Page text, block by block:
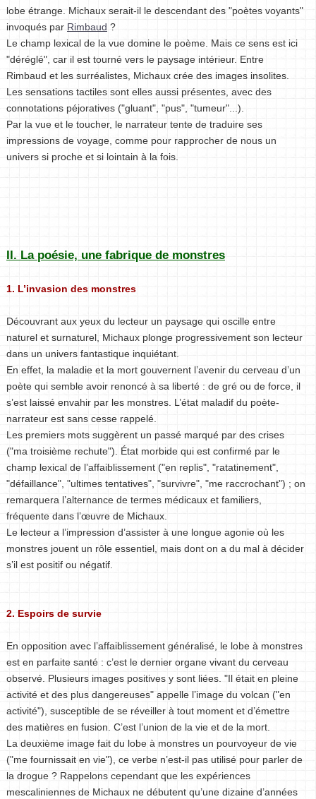
lobe étrange. Michaux serait-il le descendant des "poètes voyants"
invoqués par Rimbaud ?
Le champ lexical de la vue domine le poème. Mais ce sens est ici
"déréglé", car il est tourné vers le paysage intérieur. Entre
Rimbaud et les surréalistes, Michaux crée des images insolites.
Les sensations tactiles sont elles aussi présentes, avec des
connotations péjoratives ("gluant", "pus", "tumeur"...).
Par la vue et le toucher, le narrateur tente de traduire ses
impressions de voyage, comme pour rapprocher de nous un
univers si proche et si lointain à la fois.
II. La poésie, une fabrique de monstres
1. L’invasion des monstres
Découvrant aux yeux du lecteur un paysage qui oscille entre
naturel et surnaturel, Michaux plonge progressivement son lecteur
dans un univers fantastique inquiétant.
En effet, la maladie et la mort gouvernent l’avenir du cerveau d’un
poète qui semble avoir renoncé à sa liberté : de gré ou de force, il
s’est laissé envahir par les monstres. L’état maladif du poète-
narrateur est sans cesse rappelé.
Les premiers mots suggèrent un passé marqué par des crises
("ma troisième rechute"). État morbide qui est confirmé par le
champ lexical de l’affaiblissement ("en replis", "ratatinement",
"défaillance", "ultimes tentatives", "survivre", "me raccrochant") ; on
remarquera l’alternance de termes médicaux et familiers,
fréquente dans l’œuvre de Michaux.
Le lecteur a l’impression d’assister à une longue agonie où les
monstres jouent un rôle essentiel, mais dont on a du mal à décider
s’il est positif ou négatif.
2. Espoirs de survie
En opposition avec l’affaiblissement généralisé, le lobe à monstres
est en parfaite santé : c’est le dernier organe vivant du cerveau
observé. Plusieurs images positives y sont liées. "Il était en pleine
activité et des plus dangereuses" appelle l’image du volcan ("en
activité"), susceptible de se réveiller à tout moment et d’émettre
des matières en fusion. C’est l’union de la vie et de la mort.
La deuxième image fait du lobe à monstres un pourvoyeur de vie
("me fournissait en vie"), ce verbe n’est-il pas utilisé pour parler de
la drogue ? Rappelons cependant que les expériences
mescaliniennes de Michaux ne débutent qu’une dizaine d’années